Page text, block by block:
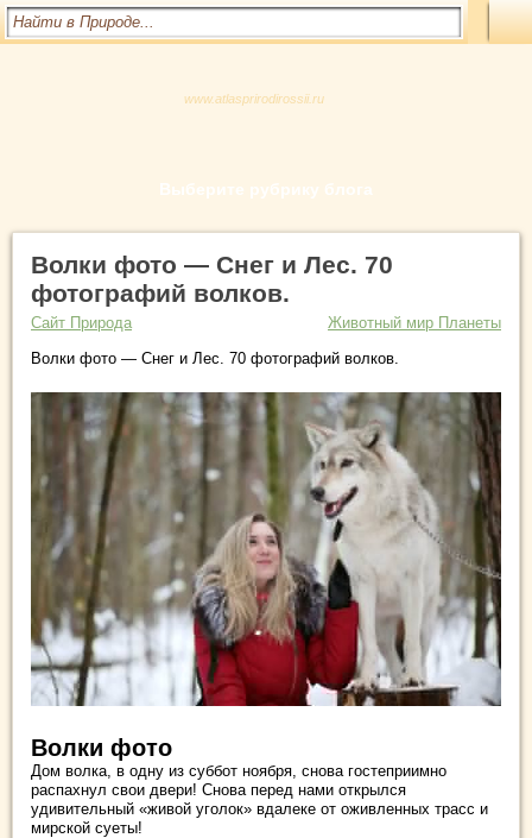
www.atlasprirodirossii.ru
Выберите рубрику блога
Волки фото — Снег и Лес. 70
фотографий волков.
Сайт Природа
Животный мир Планеты
Волки фото — Снег и Лес. 70 фотографий волков.
Волки фото
Дом волка, в одну из суббот ноября, снова гостеприимно
распахнул свои двери! Снова перед нами открылся
удивительный «живой уголок» вдалеке от оживленных трасс и
мирской суеты!